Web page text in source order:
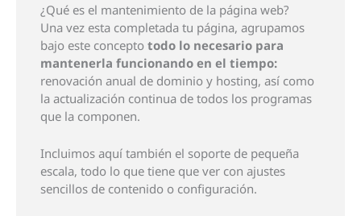
¿Qué es el mantenimiento de la página web?
Una vez esta completada tu página, agrupamos
bajo este concepto todo lo necesario para
mantenerla funcionando en el tiempo:
renovación anual de dominio y hosting, así como
la actualización continua de todos los programas
que la componen.
Incluimos aquí también el soporte de pequeña
escala, todo lo que tiene que ver con ajustes
sencillos de contenido o configuración.